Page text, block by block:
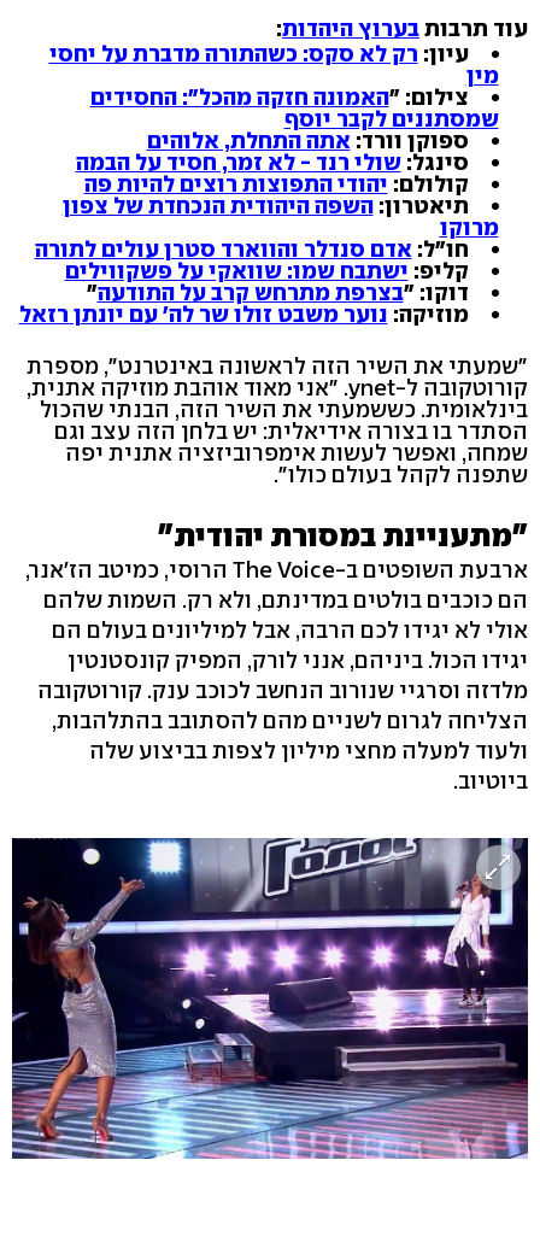
עוד תרבותבערוץ היהדות:
עיון: רק לא סקס: כשהתורה מדברת על יחסי
מין
צילום: "האמונה חזקה מהכל": החסידים
שמסתננים לקבר יוסף
ספוקן וורד: אתה התחלת, אלוהים
סינגל:שולי רנד - לא זמר, חסיד על הבמה
קולולם: יהודי התפוצות רוצים להיות פה
תיאטרון:השפה היהודית הנכחדת של צפון
מרוקו
חו"ל: אדם סנדלר והווארד סטרן עולים לתורה
קליפ: ישתבח שמו: שוואקי על פשקווילים
דוקו: "בצרפת מתרחש קרב על התודעה"
מוזיקה: נוער משבט זולו שר לה' עם יונתן רזאל
"שמעתי את השיר הזה לראשונה באינטרנט", מספרת
קורוטקובה ל-ynet. "אני מאוד אוהבת מוזיקה אתנית,
בינלאומית. כששמעתי את השיר הזה, הבנתי שהכול
הסתדר בו בצורה אידיאלית: יש בלחן הזה עצב וגם
שמחה, ואפשר לעשות אימפרוביזציה אתנית יפה
שתפנה לקהל בעולם כולו".
"מתעניינת במסורת יהודית"
ארבעת השופטים ב-The Voice הרוסי, כמיטב הז'אנר,
הם כוכבים בולטים במדינתם, ולא רק. השמות שלהם
אולי לא יגידו לכם הרבה, אבל למיליונים בעולם הם
יגידו הכול. ביניהם, אנני לורק, המפיק קונסטנטין
מלדזה וסרגיי שנורוב הנחשב לכוכב ענק. קורוטקובה
הצליחה לגרום לשניים מהם להסתובב בהתלהבות,
ולעוד למעלה מחצי מיליון לצפות בביצוע שלה
ביוטיוב.